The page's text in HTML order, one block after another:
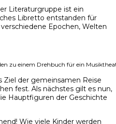
Literaturgruppe ist ein
Libretto entstanden für
Epochen, Welten
zu einem Drehbuch für ein
Ziel der gemeinsamen Reise
fest. Als nächstes gilt es nun,
Hauptfiguren der Geschichte
Wie viele Kinder werden